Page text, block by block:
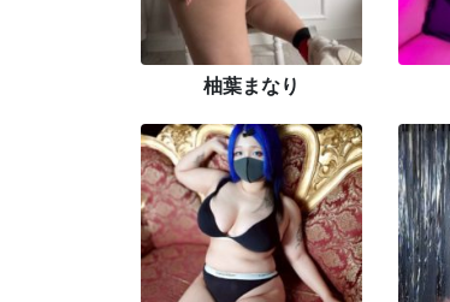
柚葉まなり